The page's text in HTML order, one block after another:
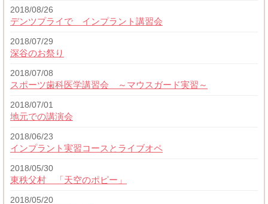
2018/08/26
デンツプライで インプラント講習会
2018/07/29
深谷のお祭り
2018/07/08
スポーツ歯科医学講習会 ～マウスガード実習～
2018/07/01
地元での講演会
2018/06/23
インプラント実習コースとライブオペ
2018/05/30
東秩父村 「天空のポピー」
2018/05/20